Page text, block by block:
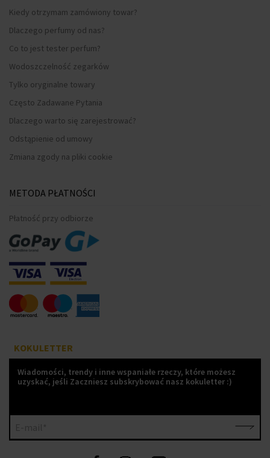
Kiedy otrzymam zamówiony towar?
Dlaczego perfumy od nas?
Co to jest tester perfum?
Wodoszczelność zegarków
Tylko oryginalne towary
Często Zadawane Pytania
Dlaczego warto się zarejestrować?
Odstąpienie od umowy
Zmiana zgody na pliki cookie
METODA PŁATNOŚCI
Płatność przy odbiorze
KOKULETTER
Wiadomości, trendy i inne wspaniałe rzeczy, które możesz
uzyskać, jeśli Zaczniesz subskrybować nasz kokuletter :)